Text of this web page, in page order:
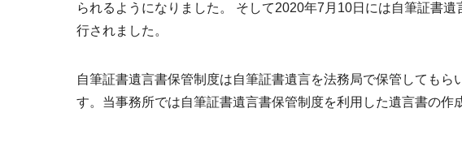
られるようになりました。 そして2020年7月10日には自筆証書遺
行されました。
自筆証書遺言書保管制度は自筆証書遺言を法務局で保管 してもら
す。当事務所では自筆証書遺言書保管制度を利用した遺言書の作